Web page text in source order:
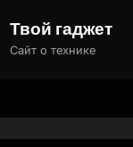
Твой гаджет
Сайт о технике